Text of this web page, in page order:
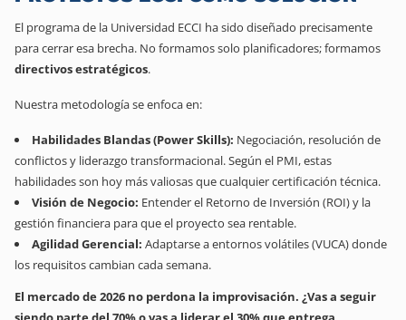
El programa de la Universidad ECCI ha sido diseñado precisamente
para cerrar esa brecha. No formamos solo planificadores; formamos
directivos estratégicos.
Nuestra metodología se enfoca en:
Habilidades Blandas (Power Skills): Negociación, resolución de
conflictos y liderazgo transformacional. Según el PMI, estas
habilidades son hoy más valiosas que cualquier certificación técnica.
Visión de Negocio: Entender el Retorno de Inversión (ROI) y la
gestión financiera para que el proyecto sea rentable.
Agilidad Gerencial: Adaptarse a entornos volátiles (VUCA) donde
los requisitos cambian cada semana.
El mercado de 2026 no perdona la improvisación. ¿Vas a seguir